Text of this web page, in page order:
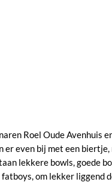
Roel Oude Avenhuis
er even bij met een
lekkere bowls, goede
om lekker liggend